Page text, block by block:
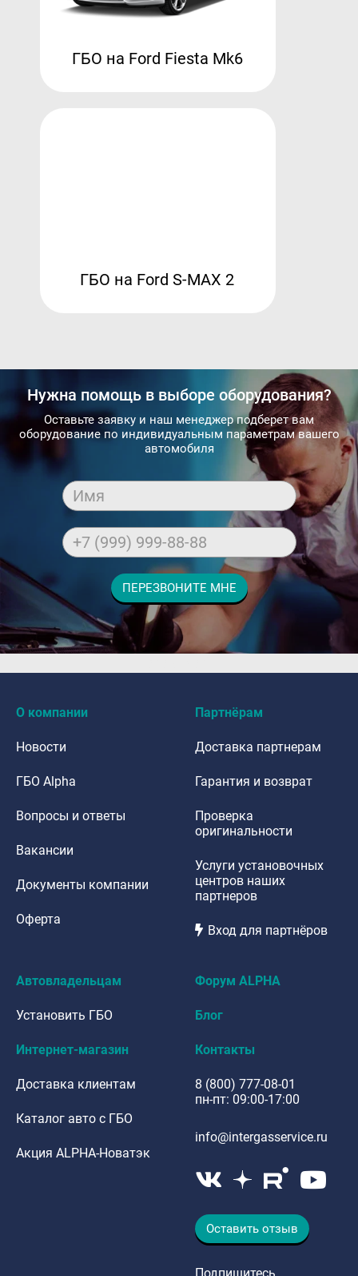
ГБО на Ford Fiesta Mk6
ГБО на Ford S-MAX 2
Нужна помощь в выборе оборудования?
Оставьте заявку и наш менеджер подберет вам
оборудование по индивидуальным параметрам вашего
автомобиля
Имя
+7 (999) 999-88-88
ПЕРЕЗВОНИТЕ МНЕ
О компании
Новости
ГБО Alpha
Вопросы и ответы
Вакансии
Документы компании
Оферта
Партнёрам
Доставка партнерам
Гарантия и возврат
Проверка
оригинальности
Услуги установочных
центров наших
партнеров
Вход для партнёров
Автовладельцам
Установить ГБО
Интернет-магазин
Доставка клиентам
Каталог авто с ГБО
Акция ALPHA-Новатэк
Форум ALPHA
Блог
Контакты
8 (800) 777-08-01
пн-пт: 09:00-17:00
info@intergasservice.ru
Оставить отзыв